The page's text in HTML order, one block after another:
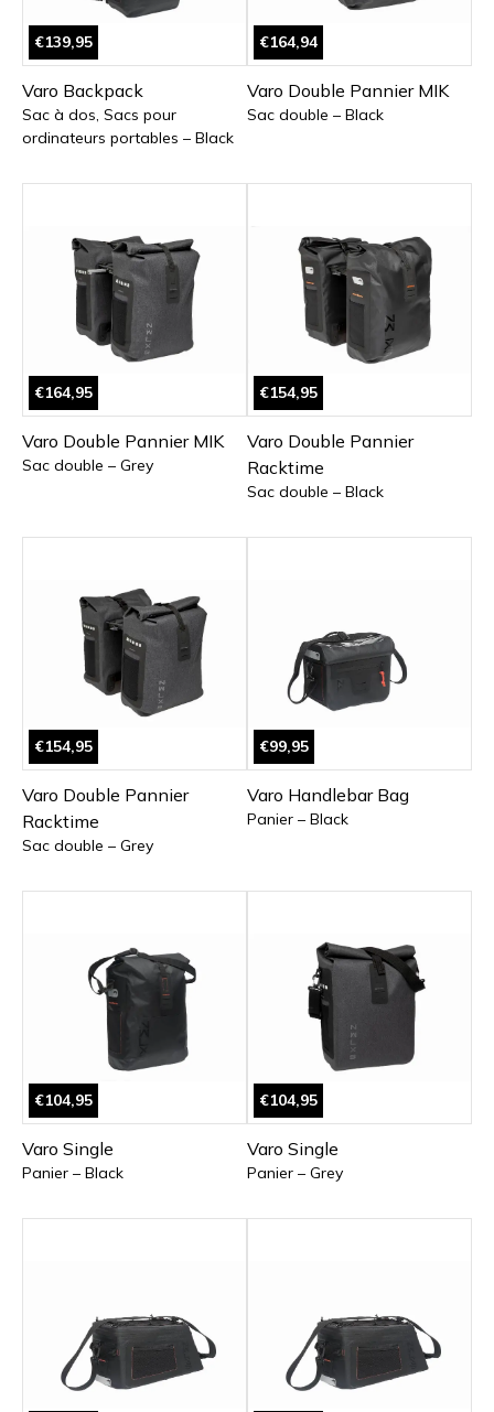
€139,95
Varo Backpack
Sac à dos, Sacs pour
ordinateurs portables – Black
€164,94
Varo Double Pannier MIK
Sac double – Black
€164,95
Varo Double Pannier MIK
Sac double – Grey
€154,95
Varo Double Pannier
Racktime
Sac double – Black
€154,95
Varo Double Pannier
Racktime
Sac double – Grey
€99,95
Varo Handlebar Bag
Panier – Black
€104,95
Varo Single
Panier – Black
€104,95
Varo Single
Panier – Grey